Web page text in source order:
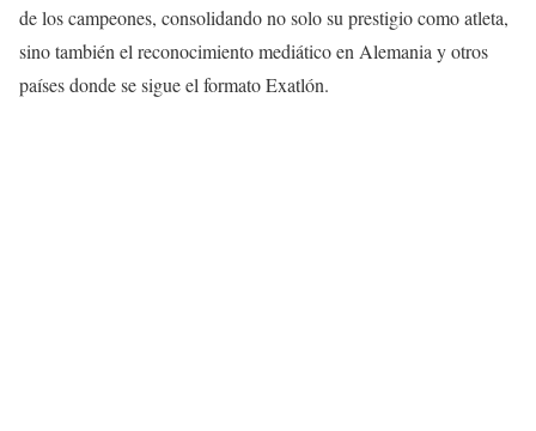
de los campeones, consolidando no solo su prestigio como atleta,
sino también el reconocimiento mediático en Alemania y otros
países donde se sigue el formato Exatlón.